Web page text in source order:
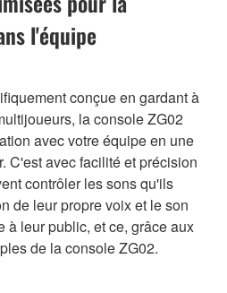
l'équipe
conçue en gardant à
la console ZG02
avec votre équipe en une
C'est avec facilité et précision
contrôler les sons qu'ils
de leur propre voix et le son
à leur public, et ce, grâce aux
de la console ZG02.